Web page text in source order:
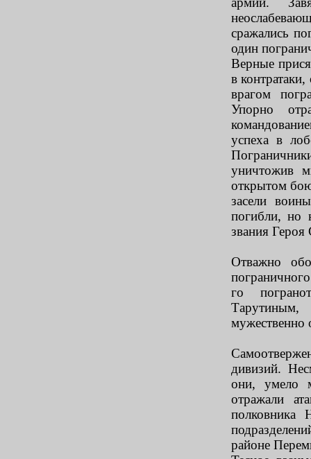
сражались
один
Верные
в
врагом
Упорно
успеха в
уничтожив
открытом
засели
погибли, но
звания
Отважно
го
мужественно
дивизий.
они, умело
отражали
полковника
районе